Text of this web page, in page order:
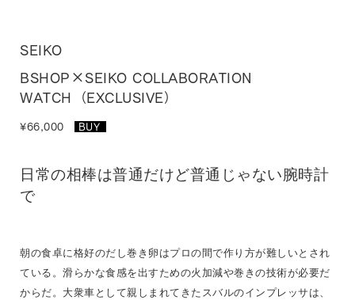
SEIKO
BSHOP×SEIKO COLLABORATION
WATCH（EXCLUSIVE）
¥66,000 BUY
日常の相棒は普通だけど普通じゃない腕時計
で
朝の食卓に格好のだし巻き卵はプロの間で作り方が難しいとされ
ている。滑らかな食感を出すための火加減や巻きの技術が必要だ
からだ。大衆車として親しまれてきたスバルのインプレッサは、